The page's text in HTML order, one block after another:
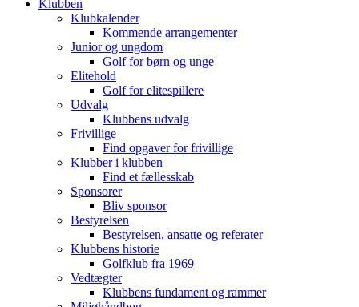
Klubben
Klubkalender
Kommende arrangementer
Junior og ungdom
Golf for børn og unge
Elitehold
Golf for elitespillere
Udvalg
Klubbens udvalg
Frivillige
Find opgaver for frivillige
Klubber i klubben
Find et fællesskab
Sponsorer
Bliv sponsor
Bestyrelsen
Bestyrelsen, ansatte og referater
Klubbens historie
Golfklub fra 1969
Vedtægter
Klubbens fundament og rammer